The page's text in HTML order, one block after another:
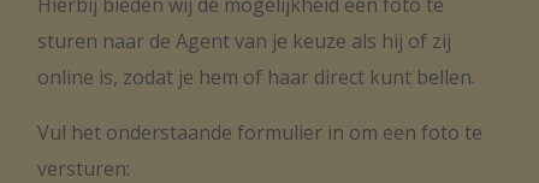
sturen naar de Agent van je keuze als hij of zij
online is, zodat je hem of haar direct kunt bellen.
Vul het onderstaande formulier in om een foto te
versturen: